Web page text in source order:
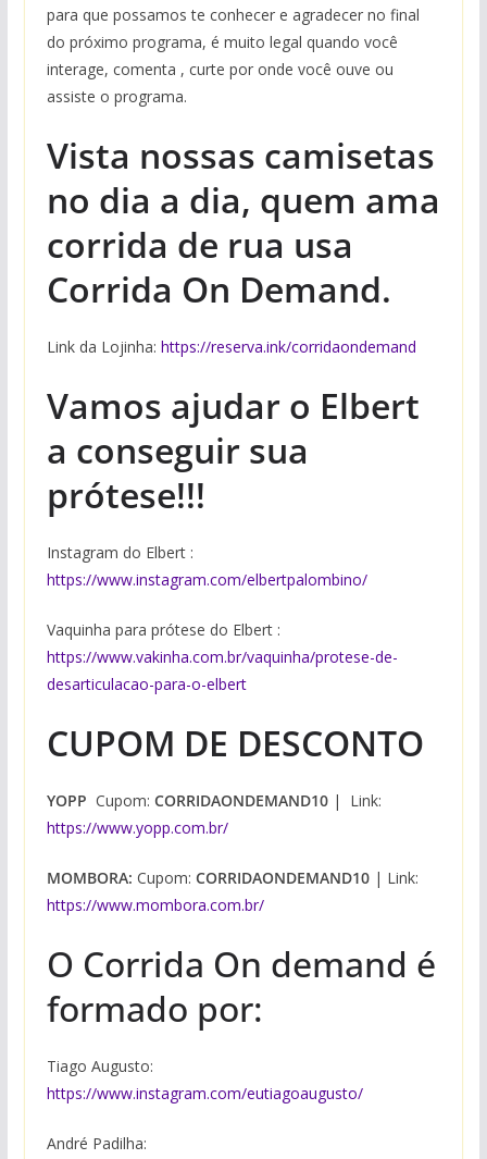
para que possamos te conhecer e agradecer no final
do próximo programa, é muito legal quando você
interage, comenta , curte por onde você ouve ou
assiste o programa.
Vista nossas camisetas
no dia a dia, quem ama
corrida de rua usa
Corrida On Demand.
Link da Lojinha: https://reserva.ink/corridaondemand
Vamos ajudar o Elbert
a conseguir sua
prótese!!!
Instagram do Elbert :
https://www.instagram.com/elbertpalombino/
Vaquinha para prótese do Elbert :
https://www.vakinha.com.br/vaquinha/protese-de-
desarticulacao-para-o-elbert
CUPOM DE DESCONTO
YOPP Cupom: CORRIDAONDEMAND10| Link:
https://www.yopp.com.br/
MOMBORA: Cupom: CORRIDAONDEMAND10| Link:
https://www.mombora.com.br/
O Corrida On demand é
formado por:
Tiago Augusto:
https://www.instagram.com/eutiagoaugusto/
André Padilha: